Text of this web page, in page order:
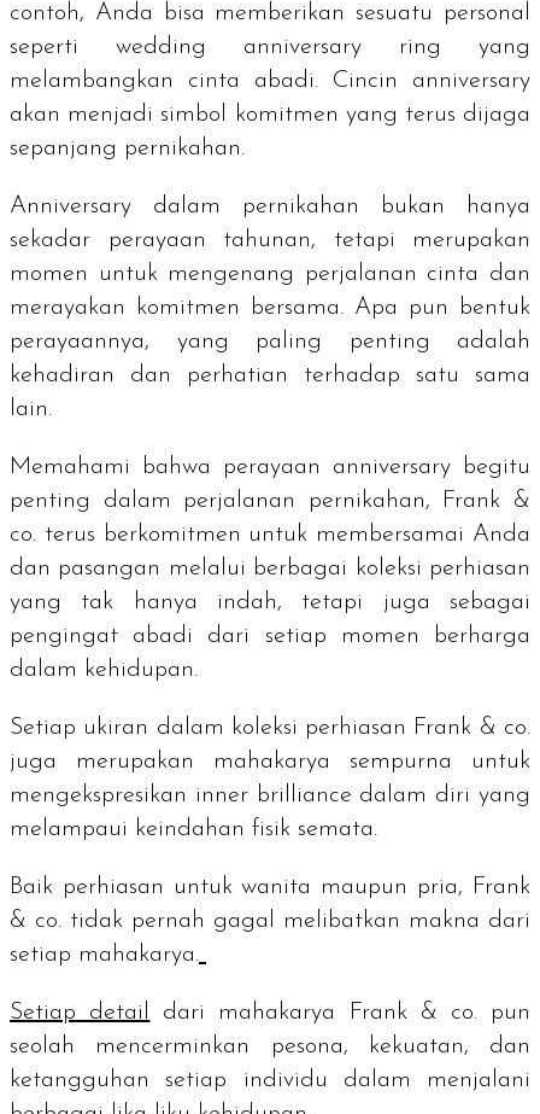
contoh, Anda bisa memberikan sesuatu personal
seperti wedding anniversary ring yang
melambangkan cinta abadi. Cincin anniversary
akan menjadi simbol komitmen yang terus dijaga
sepanjang pernikahan.
Anniversary dalam pernikahan bukan hanya
sekadar perayaan tahunan, tetapi merupakan
momen untuk mengenang perjalanan cinta dan
merayakan komitmen bersama. Apa pun bentuk
perayaannya, yang paling penting adalah
kehadiran dan perhatian terhadap satu sama
lain.
Memahami bahwa perayaan anniversary begitu
penting dalam perjalanan pernikahan, Frank &
co. terus berkomitmen untuk membersamai Anda
dan pasangan melalui berbagai koleksi perhiasan
yang tak hanya indah, tetapi juga sebagai
pengingat abadi dari setiap momen berharga
dalam kehidupan.
Setiap ukiran dalam koleksi perhiasan Frank & co.
juga merupakan mahakarya sempurna untuk
mengekspresikan inner brilliance dalam diri yang
melampaui keindahan fisik semata.
Baik perhiasan untuk wanita maupun pria, Frank
& co. tidak pernah gagal melibatkan makna dari
setiap mahakarya.
Setiap detail
dari mahakarya Frank & co. pun
seolah mencerminkan pesona, kekuatan, dan
ketangguhan setiap individu dalam menjalani